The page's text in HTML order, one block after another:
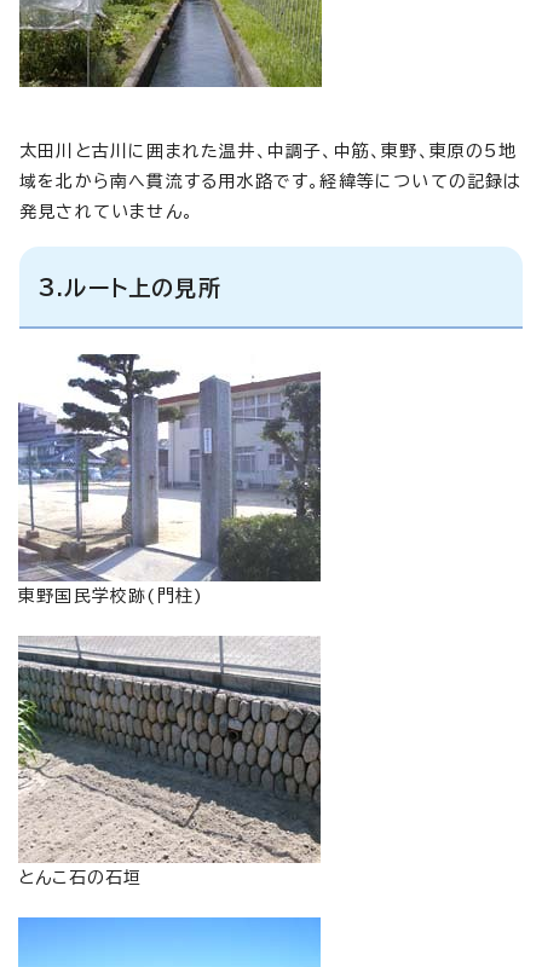
太田川と古川に囲まれた温井、中調子、中筋、東野、東原の5地
域を北から南へ貫流する用水路です。経緯等についての記録は
発見されていません。
3.ルート上の見所
東野国民学校跡(門柱)
とんこ石の石垣